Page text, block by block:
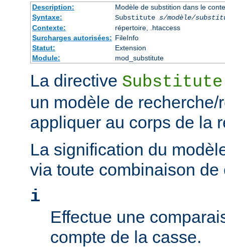
Description:
Modèle de substition dans le
Syntaxe:
Substitute s/modèle/
Contexte:
répertoire, .htaccess
Surcharges autorisées: FileInfo
Statut:
Extension
Module:
mod_substitute
La directive Substitute
un modèle de
appliquer au corps de la
La signification du
via toute combinaison de
i
Effectue une
compte de la casse.